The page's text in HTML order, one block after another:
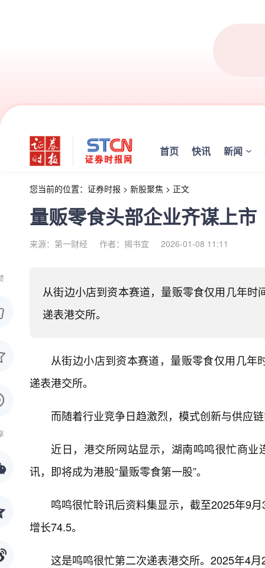
首页 快讯 新闻
您当前的位置： 证券时报 > 新股聚焦 > 正文
量贩零食头部企业齐谋上市
来源：第一财经 作者：揭书宜 2026-01-08 11:11
从街边小店到资本赛道，量贩零食仅用几年
递表港交所。
从街边小店到资本赛道，量贩零食仅用几
递表港交所。
而随着行业竞争日趋激烈，模式创新与供应
近日，港交所网站显示，湖南鸣鸣很忙商业
讯，即将成为港股“量贩零食第一股”。
鸣鸣很忙聆讯后资料集显示，截至2025年9
增长74.5。
这是鸣鸣很忙第二次递表港交所。2025年4